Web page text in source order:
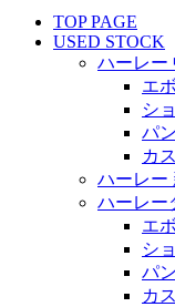
TOP PAGE
USED STOCK
ハーレー
エ
シ
パ
カ
ハーレー
ハーレー
エ
シ
パ
カ